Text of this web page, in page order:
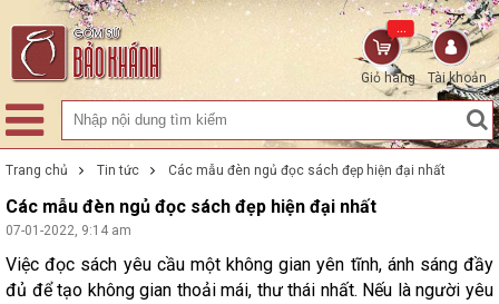
Tài khoản
Giỏ hàng
...
Trang chủ Tin tức Các mẫu đèn ngủ đọc sách đẹp hiện đại nhất
Các mẫu đèn ngủ đọc sách đẹp hiện đại nhất
07-01-2022, 9:14 am
Việc đọc sách yêu cầu một không gian yên tĩnh, ánh sáng đầy
đủ để tạo không gian thoải mái, thư thái nhất. Nếu là người yêu